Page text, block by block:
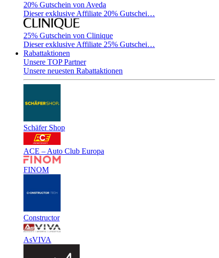
20% Gutschein von Aveda
Dieser exklusive Affiliate 20% Gutschei…
25% Gutschein von Clinique
Dieser exklusive Affiliate 25% Gutschei…
Rabattaktionen
Unsere TOP Partner
Unsere neuesten Rabattaktionen
Schäfer Shop
ACE – Auto Club Europa
FINOM
Constructor
AsVIVA